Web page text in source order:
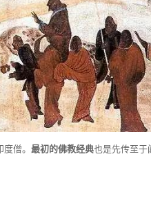
僧。 最初的佛教经典也是先传至于